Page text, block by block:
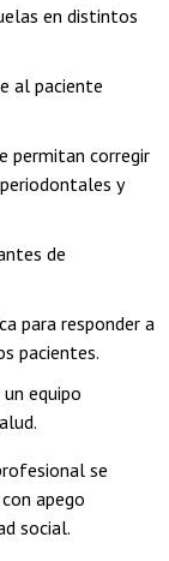
en distintos
al paciente
permitan corregir
y
de
para responder a
pacientes.
equipo
se
apego
social.